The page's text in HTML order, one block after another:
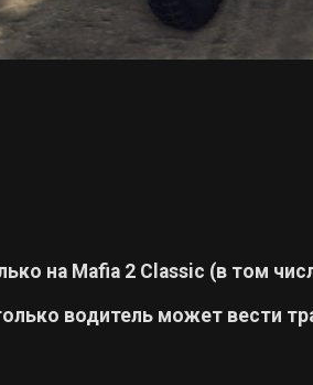
на Mafia 2 Classic (в том
водитель может вести